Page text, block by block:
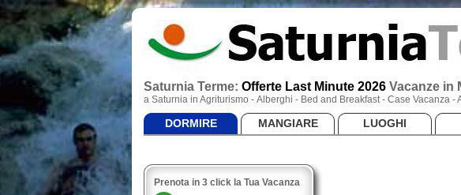
Saturnia Terme: Offerte Last Minute 2026 Vacanze in
a Saturnia in Agriturismo - Alberghi - Bed and Breakfast - Case Vacanza
DORMIRE MANGIARE LUOGHI
Prenota in 3 click la Tua Vacanza